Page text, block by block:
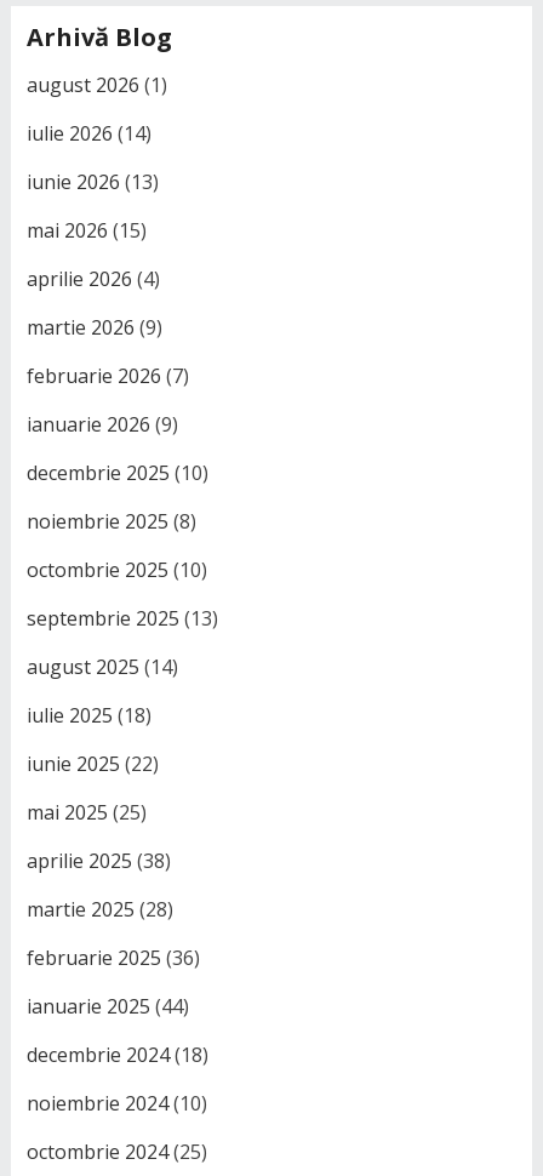
Arhivă Blog
august 2026 (1)
iulie 2026 (14)
iunie 2026 (13)
mai 2026 (15)
aprilie 2026 (4)
martie 2026 (9)
februarie 2026 (7)
ianuarie 2026 (9)
decembrie 2025 (10)
noiembrie 2025 (8)
octombrie 2025 (10)
septembrie 2025 (13)
august 2025 (14)
iulie 2025 (18)
iunie 2025 (22)
mai 2025 (25)
aprilie 2025 (38)
martie 2025 (28)
februarie 2025 (36)
ianuarie 2025 (44)
decembrie 2024(18)
noiembrie 2024(10)
octombrie 2024(25)